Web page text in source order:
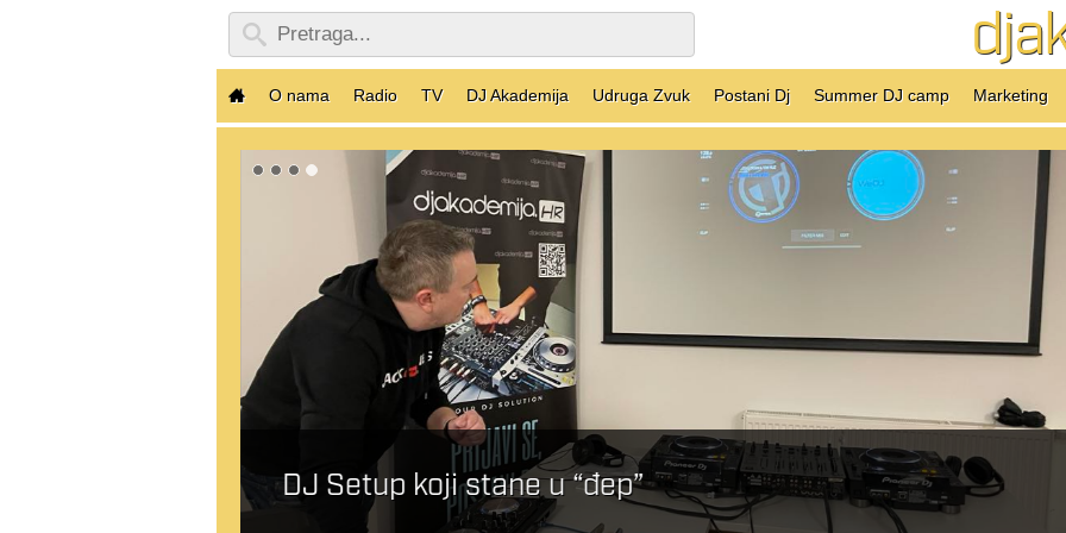
O nama Radio TV DJ Akademija Udruga Zvuk Postani Dj Summer DJ camp Marketing
DJ Setup koji stane u “đep”